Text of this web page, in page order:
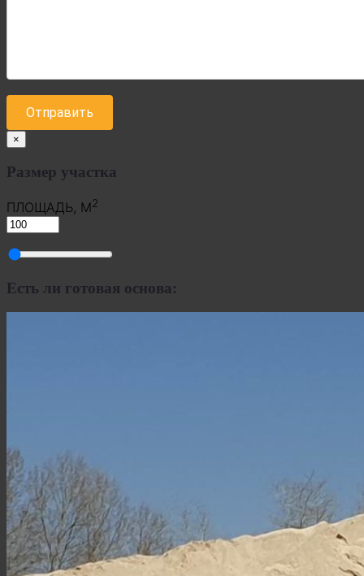
×
Размер участка
ПЛОЩАДЬ, М2
Есть ли готовая основа: